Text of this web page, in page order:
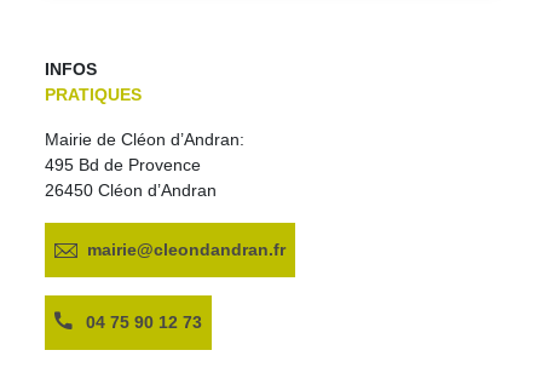
INFOS
PRATIQUES
Mairie de Cléon d’Andran:
495 Bd de Provence
26450 Cléon d’Andran
mairie@cleondandran.fr
04 75 90 12 73